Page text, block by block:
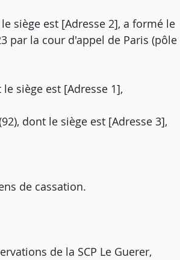
siège est [Adresse 2], a formé le
par la cour d'appel de Paris (pôle
siège est [Adresse 1],
dont le siège est [Adresse 3],
de cassation.
de la SCP Le Guerer,